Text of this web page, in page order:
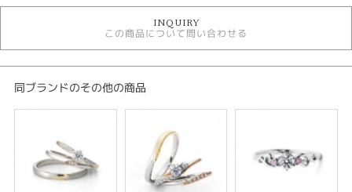
セットリング
ミルク＆ストロベリー
ミルク＆ストロベリー ＞ セットリング
デザイン
レディース
INQUIRY
この商品について問い合わせる
同ブランドのその他の商品